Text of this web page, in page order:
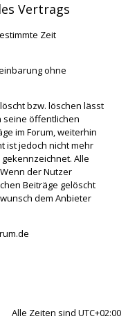
Vertrags
Zeit
ohne
bzw. löschen lässt
seine öffentlichen
im Forum, weiterhin
ist jedoch nicht mehr
Alle
der Nutzer
Beiträge gelöscht
dem Anbieter
Alle Zeiten sind UTC+02:00